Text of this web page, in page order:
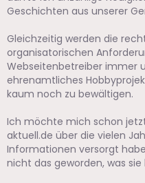
Geschichten aus unserer
Gleichzeitig werden die
organisatorischen
Webseitenbetreiber immer
ehrenamtliches
kaum noch zu bewältigen.
Ich möchte mich schon
aktuell.de über die vielen
Informationen versorgt
nicht das geworden, was sie